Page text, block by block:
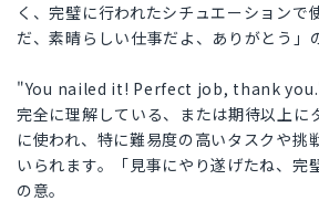
く、完璧に行われたシチュエーションで
だ、素晴らしい仕事だよ、ありがとう」
"You nailed it! Perfect job, thank
完全に理解している、または期待以上に
に使われ、特に難易度の高いタスクや挑
いられます。「見事にやり遂げたね、完
の意。